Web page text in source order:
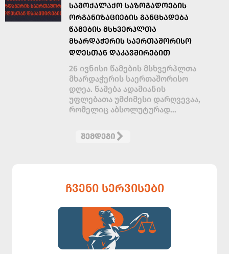
ᲡᲐᲛᲝᲥᲐᲚᲐᲥᲝ ᲡᲐᲖᲝᲒᲐᲓᲝᲔᲑᲘᲡ
ᲝᲠᲒᲐᲜᲘᲖᲐᲪᲘᲔᲑᲘᲡ ᲒᲐᲜᲪᲮᲐᲓᲔᲑᲐ
ᲬᲐᲛᲔᲑᲘᲡ ᲛᲡᲮᲕᲔᲠᲞᲚᲗᲐ
ᲛᲮᲐᲠᲓᲐᲭᲔᲠᲘᲡ ᲡᲐᲔᲠᲗᲐᲨᲝᲠᲘᲡᲝ
ᲓᲦᲔᲡᲗᲐᲜ ᲓᲐᲙᲐᲕᲨᲘᲠᲔᲑᲘᲗ
26 ივნისი წამების მსხვერპლთა
მხარდაჭერის საერთაშორისო
დღეა. წამება ადამიანის
უფლებათა უმძიმესი დარღვევაა,
რომელიც აბსოლუტურად...
ᲨᲔᲛᲓᲔᲒᲘ
ᲩᲕᲔᲜᲘ ᲡᲔᲠᲕᲘᲡᲔᲑᲘ